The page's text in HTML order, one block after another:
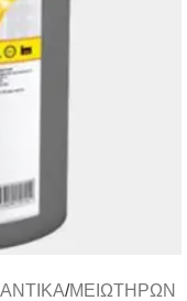
/ΜΕΙΩΤΗΡΩΝ